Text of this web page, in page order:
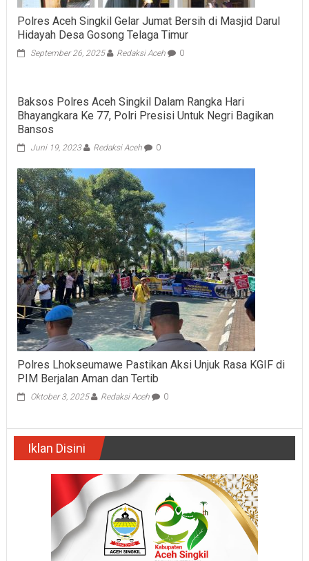
Polres Aceh Singkil Gelar Jumat Bersih di Masjid Darul
Hidayah Desa Gosong Telaga Timur
September 26, 2025 Redaksi Aceh 0
Baksos Polres Aceh Singkil Dalam Rangka Hari
Bhayangkara Ke 77, Polri Presisi Untuk Negri Bagikan
Bansos
Juni 19, 2023 Redaksi Aceh 0
Polres Lhokseumawe Pastikan Aksi Unjuk Rasa KGIF di
PIM Berjalan Aman dan Tertib
Oktober 3, 2025 Redaksi Aceh 0
Iklan Disini